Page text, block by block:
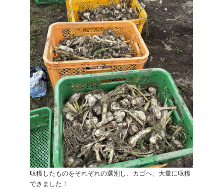
収穫したものをそれぞれの選別し、カゴへ。大量に収穫
できました！